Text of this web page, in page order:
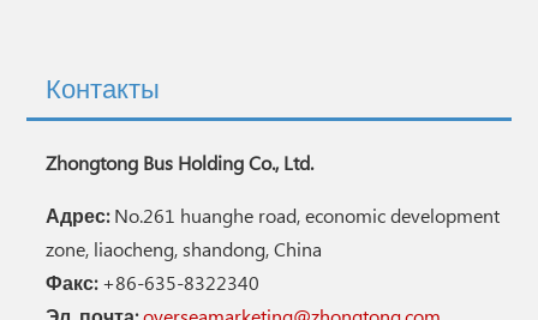
Контакты
Zhongtong Bus Holding Co., Ltd.
Адрес:No.261 huanghe road, economic development
zone, liaocheng, shandong, China
Факс:+86-635-8322340